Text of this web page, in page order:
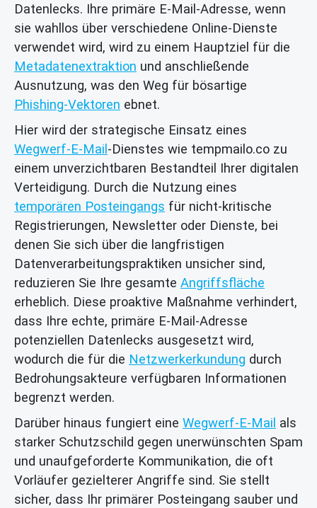
Datenlecks. Ihre primäre E-Mail-Adresse, wenn
sie wahllos über verschiedene Online-Dienste
verwendet wird, wird zu einem Hauptziel für die
Metadatenextraktion und anschließende
Ausnutzung, was den Weg für bösartige
Phishing-Vektoren ebnet.
Hier wird der strategische Einsatz eines
Wegwerf-E-Mail -Dienstes wie tempmailo.co zu
einem unverzichtbaren Bestandteil Ihrer digitalen
Verteidigung. Durch die Nutzung eines
temporären Posteingangs für nicht-kritische
Registrierungen, Newsletter oder Dienste, bei
denen Sie sich über die langfristigen
Datenverarbeitungspraktiken unsicher sind,
reduzieren Sie Ihre gesamte Angriffsfläche
erheblich. Diese proaktive Maßnahme verhindert,
dass Ihre echte, primäre E-Mail-Adresse
potenziellen Datenlecks ausgesetzt wird,
wodurch die für die Netzwerkerkundung durch
Bedrohungsakteure verfügbaren Informationen
begrenzt werden.
Darüber hinaus fungiert eine Wegwerf-E-Mail als
starker Schutzschild gegen unerwünschten Spam
und unaufgeforderte Kommunikation, die oft
Vorläufer gezielterer Angriffe sind. Sie stellt
sicher, dass Ihr primärer Posteingang sauber und